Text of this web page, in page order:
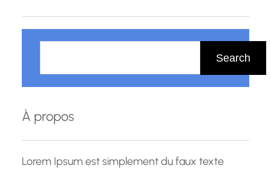
pour…
h
r
c
h
Search
À propos
Lorem Ipsum est simplement du faux texte